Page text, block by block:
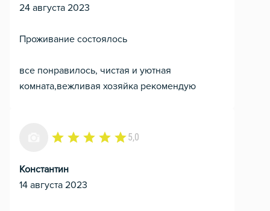
24 августа 2023
Проживание состоялось
все понравилось, чистая и уютная
комната,вежливая хозяйка рекомендую
5,0
Константин
14 августа 2023